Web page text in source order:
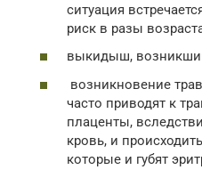
ситуация
риск в разы
выкидыш,
возникновение
часто приводят к
плаценты,
кровь, и
которые и губят